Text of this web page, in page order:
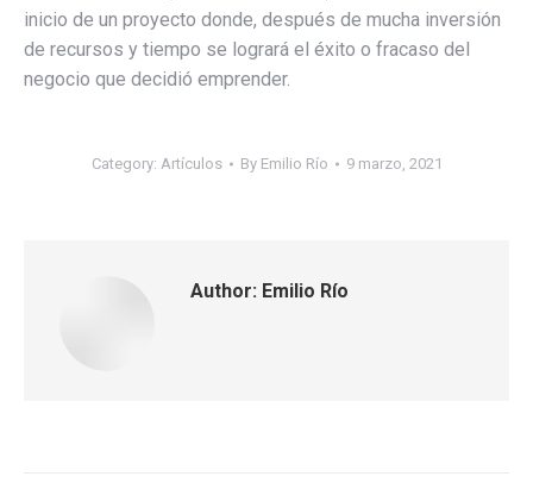
inicio de un proyecto donde, después de mucha inversión
de recursos y tiempo se logrará el éxito o fracaso del
negocio que decidió emprender.
Category: Artículos By Emilio Río 9 marzo, 2021
Author: Emilio Río